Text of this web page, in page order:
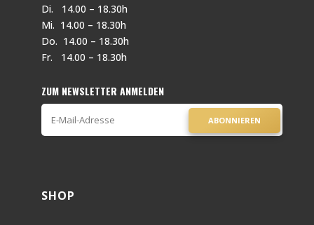
Di. 14.00 – 18.30h
Mi. 14.00 – 18.30h
Do. 14.00 – 18.30h
Fr. 14.00 – 18.30h
ZUM NEWSLETTER ANMELDEN
ABONNIEREN
SHOP